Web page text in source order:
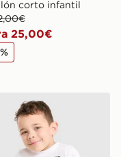
corto infantil
25,00€
corto Graphic
Conjunto de